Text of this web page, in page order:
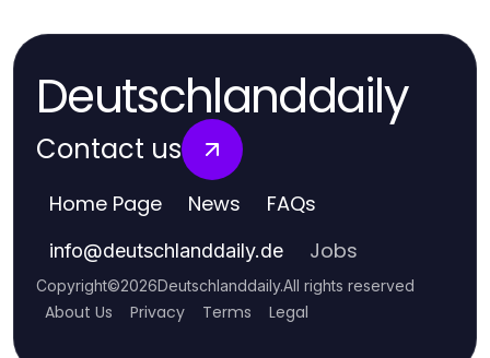
Deutschlanddaily
Contact us
Home Page News FAQs
info@deutschlanddaily.de Jobs
Copyright©2026Deutschlanddaily.All rights reserved
About Us Privacy Terms Legal